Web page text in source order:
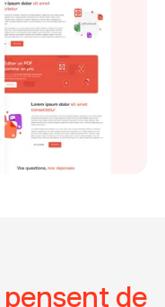
pensent de